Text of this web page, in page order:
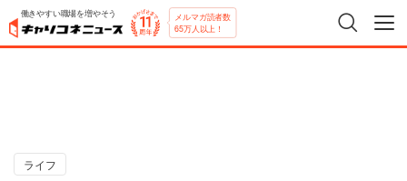
働きやすい職場を増やそう メルマガ読者数
65万人以上！
ライフ